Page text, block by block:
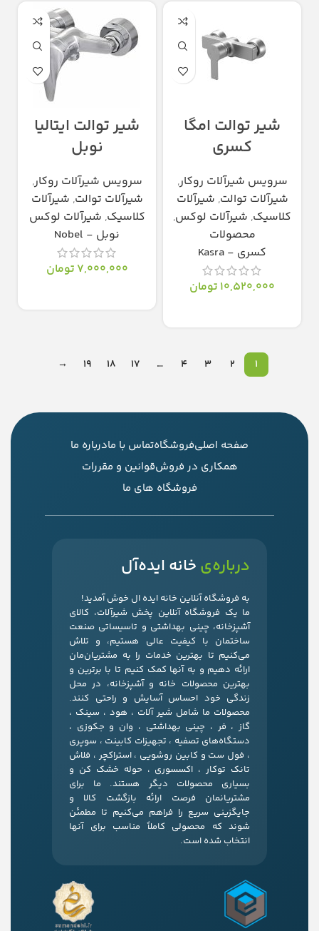
شیر توالت امگا
کسری
سرویس شیرآلات روکار,
شیرآلات توالت, شیرآلات
کلاسیک, شیرآلات لوکس,
محصولات
کسری - Kasra
10,520,000 تومان
شیر توالت ایتالیا
نوبل
سرویس شیرآلات روکار,
شیرآلات توالت, شیرآلات
کلاسیک, شیرآلات لوکس
نوبل - Nobel
7,000,000 تومان
1
2
3
4
…
17
18
19
→
صفحه اصلیفروشگاهتماس با مادرباره ما
همکاری در فروشقوانین و مقررات
فروشگاه های ما
درباره‌ی خانه ایده‌آل
به فروشگاه آنلاین خانه ایده ال خوش آمدید!
ما یک فروشگاه آنلاین پخش شیرآلات، کالای
آشپزخانه، چینی بهداشتی و تاسیساتی صنعت
ساختمان با کیفیت عالی هستیم، و تلاش
می‌کنیم تا بهترین خدمات را به مشتریان‌مان
ارائه دهیم و به آنها کمک کنیم تا با برترین و
بهترین محصولات خانه و آشپزخانه، در محل
زندگی خود احساس آسایش و راحتی کنند.
محصولات ما شامل شیر آلات ، هود ، سینک ،
گاز ، فر ، چینی بهداشتی ، وان و جکوزی ،
دستگاه‌های تصفیه ، تجهیزات کابینت ، سوپری
، فول ست و کابین روشویی ، استراکچر ، فلاش
تانک توکار ، اکسسوری ، حوله خشک کن و
بسیاری محصولات دیگر هستند. ما برای
مشتریانمان فرصت ارائه بازگشت کالا و
جایگزینی سریع را فراهم می‌کنیم تا مطمئن
شوند که محصولی کاملاً مناسب برای آنها
انتخاب شده است.